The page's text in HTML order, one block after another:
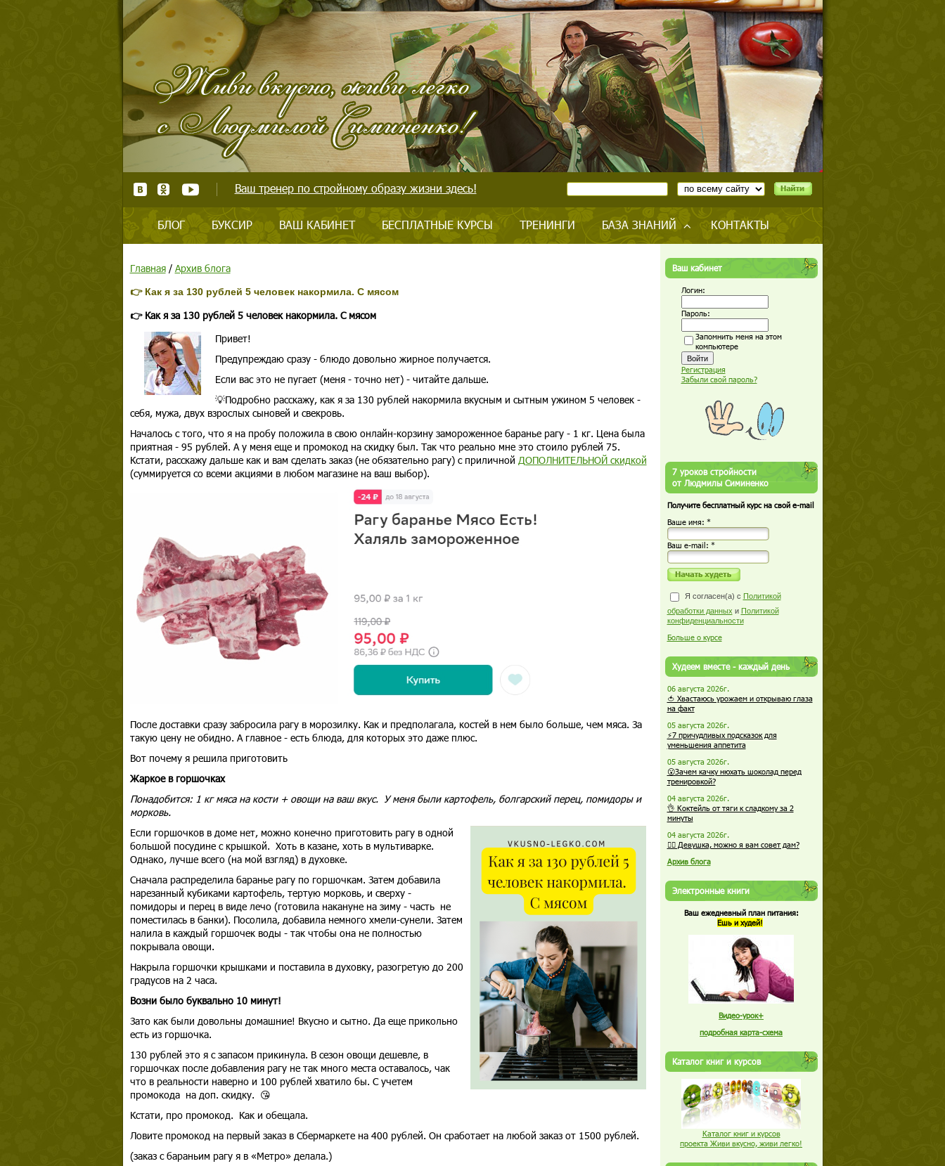
Ваш тренер по стройному образу жизни здесь!
БЛОГ БУКСИР ВАШ КАБИНЕТ БЕСПЛАТНЫЕ КУРСЫ ТРЕНИНГИ БАЗА ЗНАНИЙ КОНТАКТЫ
Главная/ Архив блога
👉 Как я за 130 рублей 5 человек накормила. С мясом
👉 Как я за 130 рублей 5 человек накормила. С мясом
Привет!
Предупреждаю сразу - блюдо довольно жирное получается.
Если вас это не пугает (меня - точно нет) - читайте дальше.
💡Подробно расскажу, как я за 130 рублей накормила вкусным и сытным ужином 5 человек -
себя, мужа, двух взрослых сыновей и свекровь.
Началось с того, что я на пробу положила в свою онлайн-корзину замороженное баранье рагу - 1 кг. Цена была
приятная - 95 рублей. А у меня еще и промокод на скидку был. Так что реально мне это стоило рублей 75.
Кстати, расскажу дальше как и вам сделать заказ (не обязательно рагу) с приличной ДОПОЛНИТЕЛЬНОЙ скидкой
(суммируется со всеми акциями в любом магазине на ваш выбор).
После доставки сразу забросила рагу в морозилку. Как и предполагала, костей в нем было больше, чем мяса. За
такую цену не обидно. А главное - есть блюда, для которых это даже плюс.
Вот почему я решила приготовить
Жаркое в горшочках
Понадобится: 1 кг мяса на кости + овощи на ваш вкус. У меня были картофель, болгарский перец, помидоры и
морковь.
Если горшочков в доме нет, можно конечно приготовить рагу в одной
большой посудине с крышкой. Хоть в казане, хоть в мультиварке.
Однако, лучше всего (на мой взгляд) в духовке.
Сначала распределила баранье рагу по горшочкам. Затем добавила
нарезанный кубиками картофель, тертую морковь, и сверху -
помидоры и перец в виде лечо (готовила накануне на зиму - часть не
поместилась в банки). Посолила, добавила немного хмели-сунели. Затем
налила в каждый горшочек воды - так чтобы она не полностью
покрывала овощи.
Накрыла горшочки крышками и поставила в духовку, разогретую до 200
градусов на 2 часа.
Возни было буквально 10 минут!
Зато как были довольны домашние! Вкусно и сытно. Да еще прикольно
есть из горшочка.
130 рублей это я с запасом прикинула. В сезон овощи дешевле, в
горшочках после добавления рагу не так много места оставалось, чак
что в реальности наверно и 100 рублей хватило бы. С учетем
промокода на доп. скидку. 😘
Кстати, про промокод. Как и обещала.
Ловите промокод на первый заказ в Сбермаркете на 400 рублей. Он сработает на любой заказ от 1500 рублей.
(заказ с бараньим рагу я в «Метро» делала.)
Ваш кабинет
Логин:
Пароль:
Запомнить меня на этом
компьютере
Регистрация
Забыли свой пароль?
7 уроков стройности
от Людмилы Симиненко
Получите бесплатный курс на свой e-mail
Ваше имя: *
Ваш е-mail: *
Я согласен(а) с Политикой
обработки данных и Политикой
конфиденциальности
Больше о курсе
Худеем вместе - каждый день
06 августа 2026г.
🍅 Хвастаюсь урожаем и открываю глаза
на факт
05 августа 2026г.
⚡7 причудливых подсказок для
уменьшения аппетита
05 августа 2026г.
😮Зачем качку нюхать шоколад перед
тренировкой?
04 августа 2026г.
👌 Коктейль от тяги к сладкому за 2
минуты
04 августа 2026г.
🏋️‍♀️ Девушка, можно я вам совет дам?
Архив блога
Электронные книги
Ваш ежедневный план питания:
Ешь и худей!
Видео-урок+
подробная карта-схема
Каталог книг и курсов
Каталог книг и курсов
проекта Живи вкусно, живи легко!